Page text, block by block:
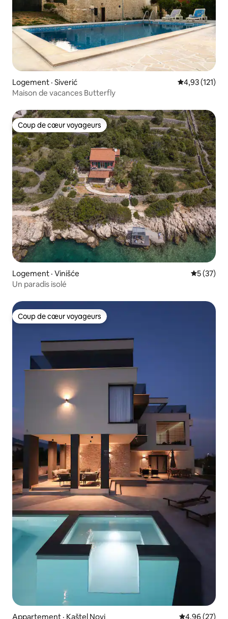
Logement · Siverić Note
4,93 (121)
Maison de vacances Butterfly
Coup de cœur voyageurs
Coup de cœur voyageurs
Logement · Vinišće Note
5 (37)
Un paradis isolé
Coup de cœur voyageurs
Coup de cœur voyageurs
Appartement · Kaštel Novi Note
4,96 (27)